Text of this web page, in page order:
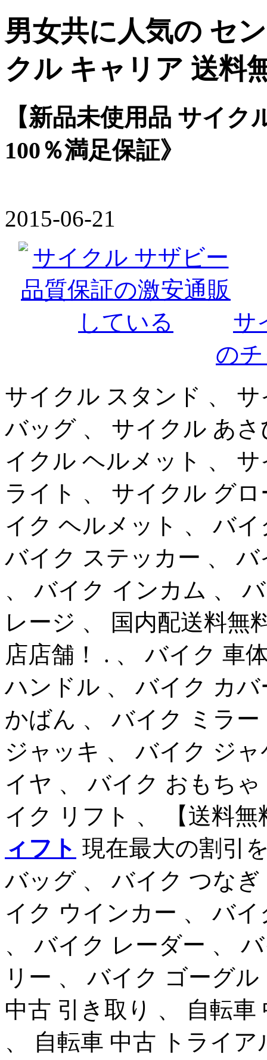
男女共に人気の セ
クル キャリア 送料
【新品未使用品 サイ
100％満足保証》
2015-06-21
サ
の
サイクル スタンド 、
バッグ 、 サイクル あ
イクル ヘルメット 、
ライト 、 サイクル グ
イク ヘルメット 、 バ
バイク ステッカー 、
、 バイク インカム 、
レージ 、 国内配送料無
店店舗！ . 、 バイク 車
ハンドル 、 バイク カ
かばん 、 バイク ミラ
ジャッキ 、 バイク ジ
イヤ 、 バイク おもち
イク リフト 、 【送料
ィフト 現在最大の割引
バッグ 、 バイク つな
イク ウインカー 、 バ
、 バイク レーダー 、
リー 、 バイク ゴーグ
中古 引き取り 、 自転
、 自転車 中古 トライ